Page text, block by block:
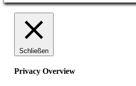
Schließen
Privacy Overview